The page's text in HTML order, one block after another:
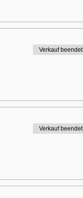
Verkauf beendet
Verkauf beendet